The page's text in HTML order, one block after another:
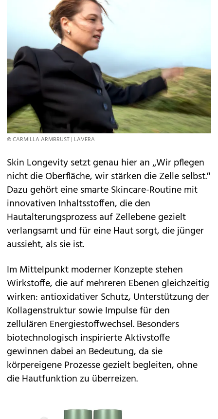
© CARMILLA ARMBRUST | LAVERA
Skin Longevity setzt genau hier an „Wir pflegen
nicht die Oberfläche, wir stärken die Zelle selbst.“
Dazu gehört eine smarte Skincare-Routine mit
innovativen Inhaltsstoffen, die den
Hautalterungsprozess auf Zellebene gezielt
verlangsamt und für eine Haut sorgt, die jünger
aussieht, als sie ist.
Im Mittelpunkt moderner Konzepte stehen
Wirkstoffe, die auf mehreren Ebenen gleichzeitig
wirken: antioxidativer Schutz, Unterstützung der
Kollagenstruktur sowie Impulse für den
zellulären Energiestoffwechsel. Besonders
biotechnologisch inspirierte Aktivstoffe
gewinnen dabei an Bedeutung, da sie
körpereigene Prozesse gezielt begleiten, ohne
die Hautfunktion zu überreizen.